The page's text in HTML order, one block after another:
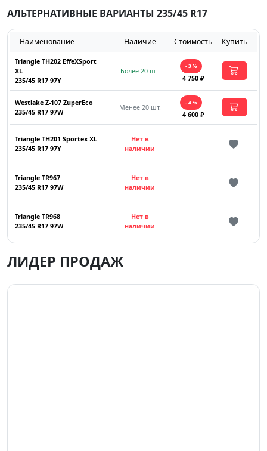
АЛЬТЕРНАТИВНЫЕ ВАРИАНТЫ 235/45 R17
Наименование Наличие Стоимость Купить
Triangle TH202 EffeXSport
XL
235/45 R17 97Y
Более 20 шт.
- 3 %
4 750 ₽
Westlake Z-107 ZuperEco
235/45 R17 97W
Менее 20 шт.
- 4 %
4 600 ₽
Triangle TH201 Sportex XL
235/45 R17 97Y
Нет в
наличии
Triangle TR967
235/45 R17 97W
Нет в
наличии
Triangle TR968
235/45 R17 97W
Нет в
наличии
ЛИДЕР ПРОДАЖ